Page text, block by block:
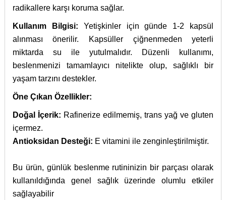
radikallere karşı koruma sağlar.
Kullanım Bilgisi: Yetişkinler için günde 1-2 kapsül
alınması önerilir. Kapsüller çiğnenmeden yeterli
miktarda su ile yutulmalıdır. Düzenli kullanımı,
beslenmenizi tamamlayıcı nitelikte olup, sağlıklı bir
yaşam tarzını destekler.
Öne Çıkan Özellikler:
Doğal İçerik: Rafinerize edilmemiş, trans yağ ve gluten
içermez.
Antioksidan Desteği: E vitamini ile zenginleştirilmiştir.
Bu ürün, günlük beslenme rutininizin bir parçası olarak
kullanıldığında genel sağlık üzerinde olumlu etkiler
sağlayabilir​